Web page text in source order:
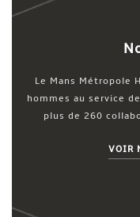
Le Mans Métropole
hommes au service
plus de 260
VOIR